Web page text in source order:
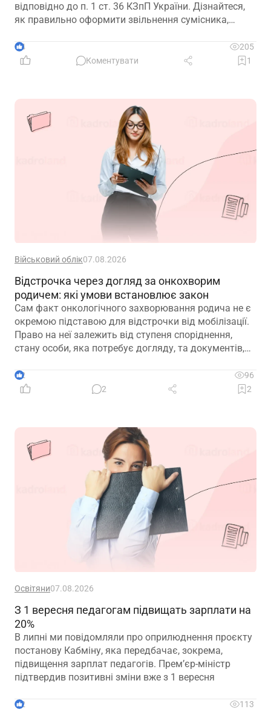
відповідно до п. 1 ст. 36 КЗпП України. Дізнайтеся,
як правильно оформити звільнення сумісника,
зафіксувати домовленість між працівником і
роботодавцем.
4
205
Коментувати
1
Військовий облік07.08.2026
Відстрочка через догляд за онкохворим
родичем: які умови встановлює закон
Сам факт онкологічного захворювання родича не є
окремою підставою для відстрочки від мобілізації.
Право на неї залежить від ступеня споріднення,
стану особи, яка потребує догляду, та документів,
2
96
2
2
Освітяни07.08.2026
З 1 вересня педагогам підвищать зарплати на
20%
В липні ми повідомляли про оприлюднення проєкту
постанову Кабміну, яка передбачає, зокрема,
підвищення зарплат педагогів. Прем’єр-міністр
підтвердив позитивні зміни вже з 1 вересня
2
113